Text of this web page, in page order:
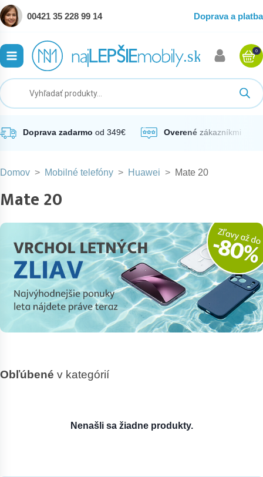
00421 35 228 99 14 Doprava a platba
0
Doprava zadarmo od 349€ Overené zákazníkmi
Domov > Mobilné telefóny > Huawei > Mate 20
Mate 20
Obľúbené v kategórií
Nenašli sa žiadne produkty.